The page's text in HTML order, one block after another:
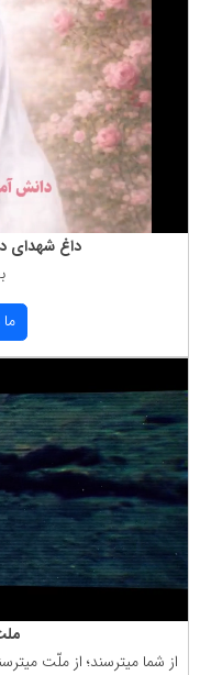
داغ شهدای
از شما میترسند؛ از ملّت